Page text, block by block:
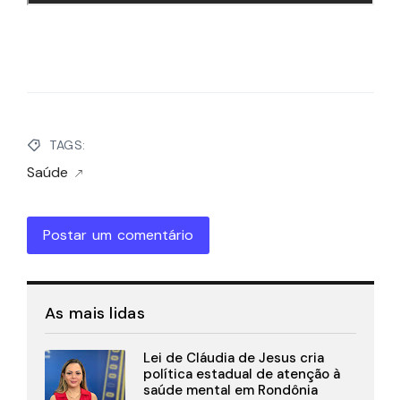
TAGS:
Saúde
Postar um comentário
As mais lidas
Lei de Cláudia de Jesus cria
política estadual de atenção à
saúde mental em Rondônia